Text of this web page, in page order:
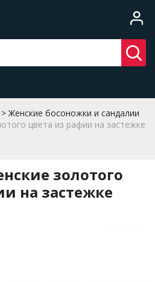
Женские босоножки и сандалии
цвета из рафии на застежке
золотого
на застежке